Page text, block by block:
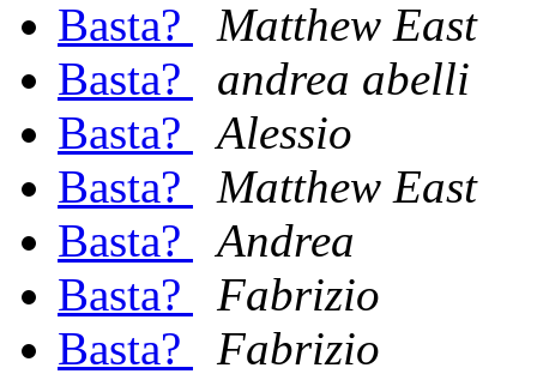
Basta?
Matthew East
Basta?
andrea abelli
Basta?
Alessio
Basta?
Matthew East
Basta?
Andrea
Basta?
Fabrizio
Basta?
Fabrizio